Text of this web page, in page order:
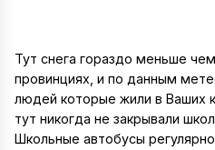
Тут снега гораздо меньше
провинциях, и по данным
людей которые жили в Ваших
тут никогда не закрывали
Школьные автобусы